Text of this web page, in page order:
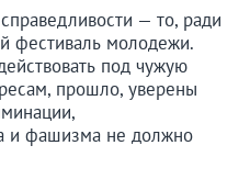
— то, ради
фестиваль молодежи.
под чужую
прошло, уверены
и фашизма не должно